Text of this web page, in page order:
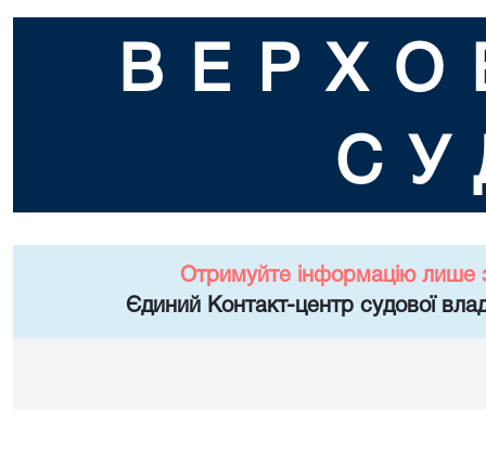
Отримуйте інформацію лише
Єдиний Контакт-центр судової